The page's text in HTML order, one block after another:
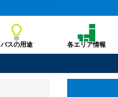
バスの用途 各エリア情報